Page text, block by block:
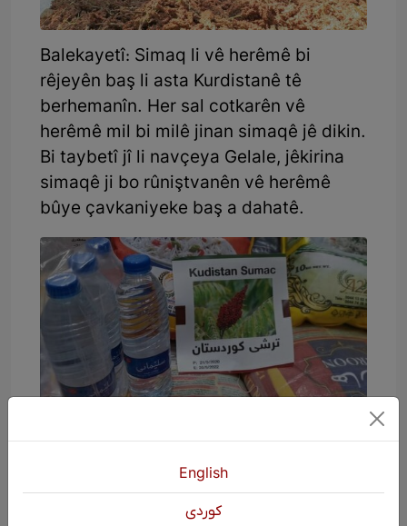
Balekayetî: Simaq li vê herêmê bi
rêjeyên baş li asta Kurdistanê tê
berhemanîn. Her sal cotkarên vê
herêmê mil bi milê jinan simaqê jê dikin.
Bi taybetî jî li navçeya Gelale, jêkirina
simaqê ji bo rûniştvanên vê herêmê
bûye çavkaniyeke baş a dahatê.
Bintara Qendîlê: Li beşeke zêde ya
bintara Qendîlê û bi taybet li dola
Soredê, ji ber çiyayî û çolatiya herêmê,
niha dema jêkirina simaqê ye û xelkê
English
كوردی